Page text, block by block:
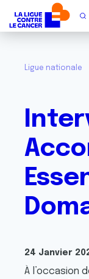
Ligue nationale
24 Janvier
À l’occasion